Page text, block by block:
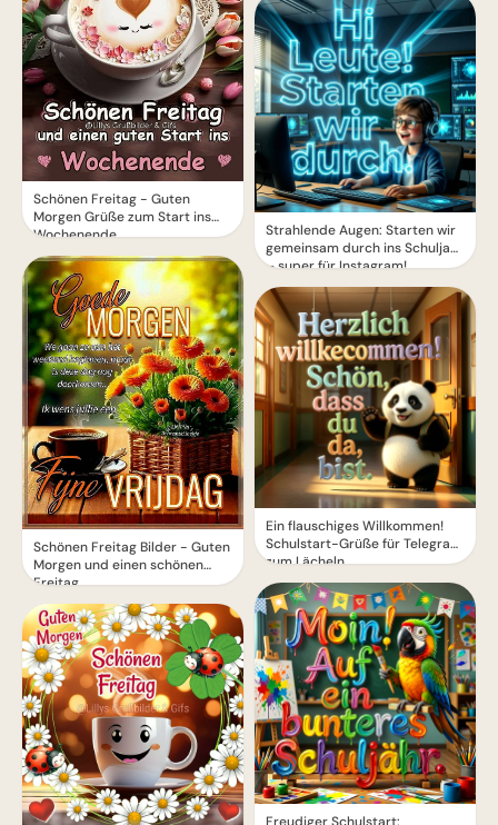
Schönen Freitag - Guten
Morgen Grüße zum Start ins
Wochenende
Schönen Freitag Bilder - Guten
Morgen und einen schönen
Freitag
Strahlende Augen: Starten wir
gemeinsam durch ins Schuljahr
– super für Instagram!
Ein flauschiges Willkommen!
Schulstart-Grüße für Telegram
zum Lächeln